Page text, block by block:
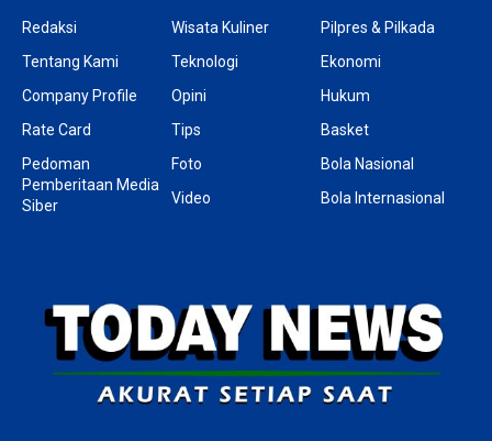
Redaksi
Tentang Kami
Company Profile
Rate Card
Pedoman
Pemberitaan Media
Siber
Wisata Kuliner
Teknologi
Opini
Tips
Foto
Video
Pilpres & Pilkada
Ekonomi
Hukum
Basket
Bola Nasional
Bola Internasional